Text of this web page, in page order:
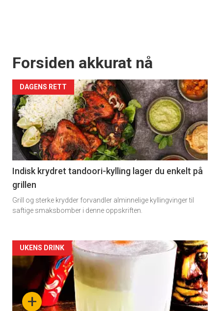
Forsiden akkurat nå
DAGENS RETT
Indisk krydret tandoori-kylling lager du enkelt på
grillen
Grill og sterke krydder forvandler alminnelige kyllingvinger til
saftige smaksbomber i denne oppskriften.
Forsiden
akkurat
nå+
UKENS DRINK